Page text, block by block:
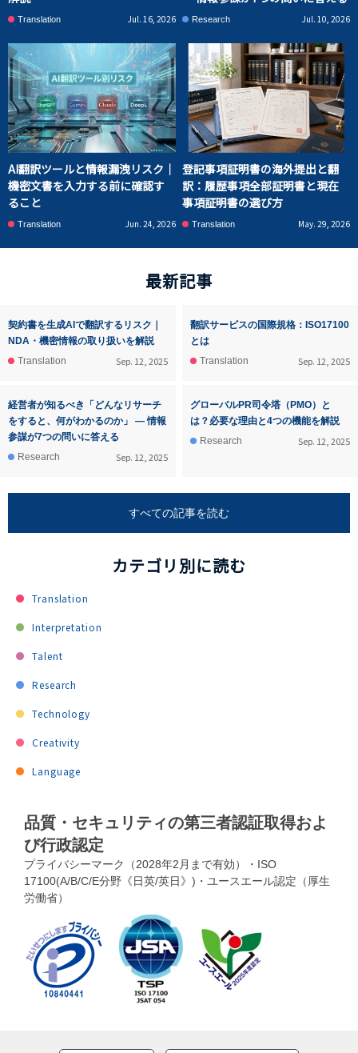
Translation Jul. 16, 2026 Research Jul. 10, 2026
AI翻訳ツールと情報漏洩リスク｜
機密文書を入力する前に確認す
ること
Translation Jun. 24, 2026
登記事項証明書の海外提出と翻
訳：履歴事項全部証明書と現在
事項証明書の選び方
Translation May. 29, 2026
最新記事
契約書を生成AIで翻訳するリスク｜
NDA・機密情報の取り扱いを解説
Translation
Sep. 12, 2025
翻訳サービスの国際規格：ISO17100
とは
Translation
Sep. 12, 2025
経営者が知るべき「どんなリサーチ
をすると、何がわかるのか」 ― 情報
参謀が7つの問いに答える
Research
Sep. 12, 2025
グローバルPR司令塔（PMO）と
は？必要な理由と4つの機能を解説
Research
Sep. 12, 2025
すべての記事を読む
カテゴリ別に読む
Translation
Interpretation
Talent
Research
Technology
Creativity
Language
品質・セキュリティの第三者認証取得およ
び行政認定
プライバシーマーク（2028年2月まで有効）・ISO
17100(A/B/C/E分野《日英/英日》)・ユースエール認定（厚生
労働省）